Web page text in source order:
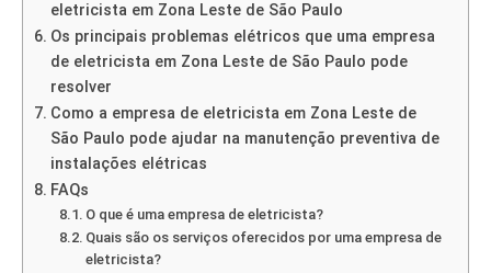
eletricista em Zona Leste de São Paulo
Os principais problemas elétricos que uma empresa
de eletricista em Zona Leste de São Paulo pode
resolver
Como a empresa de eletricista em Zona Leste de
São Paulo pode ajudar na manutenção preventiva de
instalações elétricas
FAQs
O que é uma empresa de eletricista?
Quais são os serviços oferecidos por uma empresa de
eletricista?